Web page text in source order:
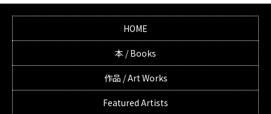
HOME
本 / Books
作品 / Art Works
Featured Artists